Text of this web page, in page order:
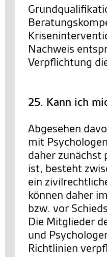
Nachweis
Verpflichtung
25. Kann ich
Abgesehen
mit
daher zunächst
ist, besteht
ein
können daher
bzw. vor
Die Mitglieder
und
Richtlinien